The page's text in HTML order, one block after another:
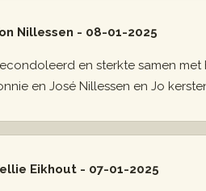
Nillessen - 08-01-2025
en sterkte samen met
en José Nillessen en Jo
Eikhout - 07-01-2025